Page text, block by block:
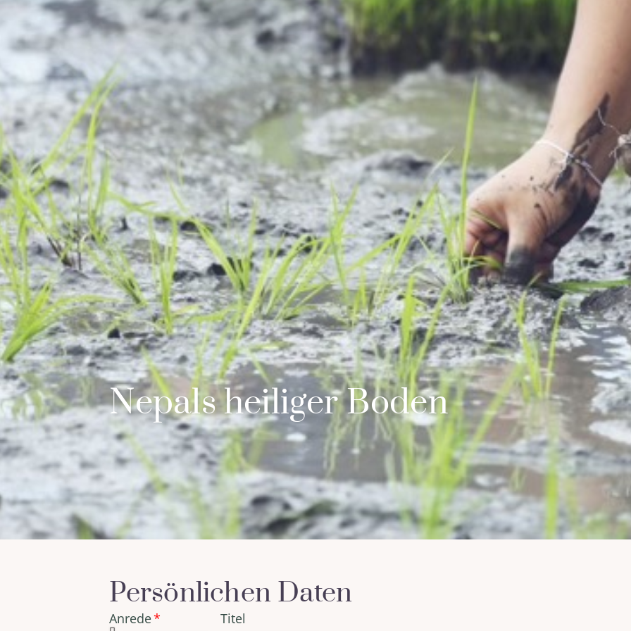
Nepals heiliger Boden
Persönlichen Daten
Anrede Titel